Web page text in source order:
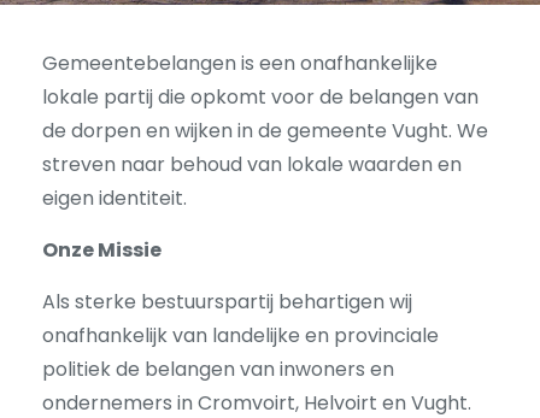
Gemeentebelangen is een onafhankelijke
lokale partij die opkomt voor de belangen van
de dorpen en wijken in de gemeente Vught. We
streven naar behoud van lokale waarden en
eigen identiteit.
Onze Missie
Als sterke bestuurspartij behartigen wij
onafhankelijk van landelijke en provinciale
politiek de belangen van inwoners en
ondernemers in Cromvoirt, Helvoirt en Vught.